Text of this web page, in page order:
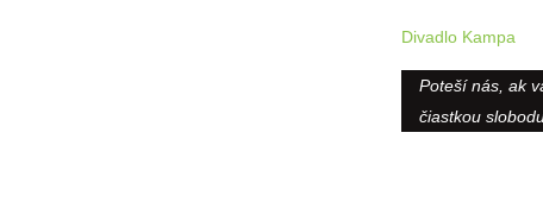
Divadlo Kampa
Poteší nás, ak
čiastkou